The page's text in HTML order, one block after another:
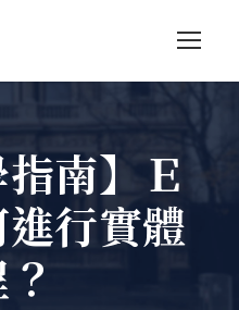
指南】Ｅ
行實體